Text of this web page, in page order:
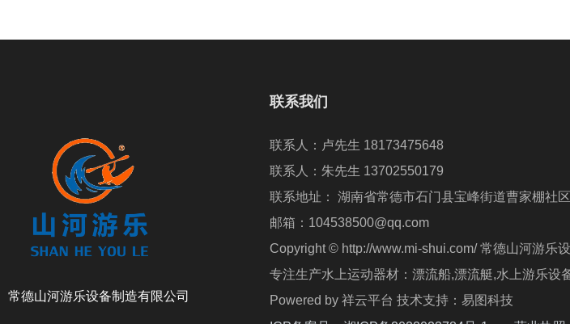
常德山河游乐设备制造有限公司
联系我们
联系人：卢先生 18173475648
联系人：朱先生 13702550179
联系地址： 湖南省常德市石门县宝峰街道曹家棚社
邮箱：104538500@qq.com
Copyright © http://www.mi-shui.com/ 常德山河游乐
专注生产水上运动器材：漂流船,漂流艇,水上游乐设
Powered by 祥云平台 技术支持：易图科技